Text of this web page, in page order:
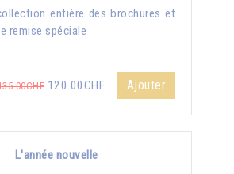
entière des brochures et
remise spéciale
120.00CHF Ajouter
L'année nouvelle